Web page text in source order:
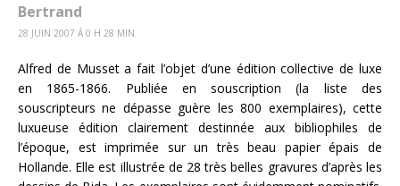
Bertrand
28 JUIN 2007 Á 0 H 28 MIN
Alfred de Musset a fait l’objet d’une édition collective de luxe
en 1865-1866. Publiée en souscription (la liste des
souscripteurs ne dépasse guère les 800 exemplaires), cette
luxueuse édition clairement destinnée aux bibliophiles de
l’époque, est imprimée sur un très beau papier épais de
Hollande. Elle est illustrée de 28 très belles gravures d’après les